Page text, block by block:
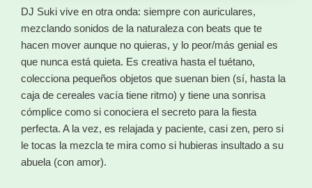
DJ Suki vive en otra onda: siempre con auriculares,
mezclando sonidos de la naturaleza con beats que te
hacen mover aunque no quieras, y lo peor/más genial es
que nunca está quieta. Es creativa hasta el tuétano,
colecciona pequeños objetos que suenan bien (sí, hasta la
caja de cereales vacía tiene ritmo) y tiene una sonrisa
cómplice como si conociera el secreto para la fiesta
perfecta. A la vez, es relajada y paciente, casi zen, pero si
le tocas la mezcla te mira como si hubieras insultado a su
abuela (con amor).